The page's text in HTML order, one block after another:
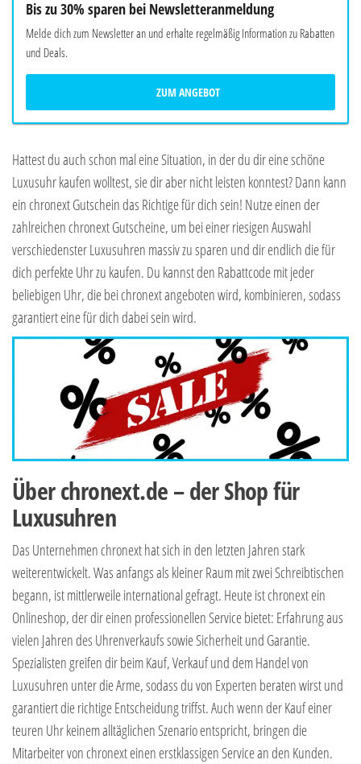
Bis zu 30% sparen bei Newsletteranmeldung
Melde dich zum Newsletter an und erhalte regelmäßig Information zu Rabatten
und Deals.
ZUM ANGEBOT
Hattest du auch schon mal eine Situation, in der du dir eine schöne
Luxusuhr kaufen wolltest, sie dir aber nicht leisten konntest? Dann kann
ein chronext Gutschein das Richtige für dich sein! Nutze einen der
zahlreichen chronext Gutscheine, um bei einer riesigen Auswahl
verschiedenster Luxusuhren massiv zu sparen und dir endlich die für
dich perfekte Uhr zu kaufen. Du kannst den Rabattcode mit jeder
beliebigen Uhr, die bei chronext angeboten wird, kombinieren, sodass
garantiert eine für dich dabei sein wird.
Über chronext.de – der Shop für
Luxusuhren
Das Unternehmen chronext hat sich in den letzten Jahren stark
weiterentwickelt. Was anfangs als kleiner Raum mit zwei Schreibtischen
begann, ist mittlerweile international gefragt. Heute ist chronext ein
Onlineshop, der dir einen professionellen Service bietet: Erfahrung aus
vielen Jahren des Uhrenverkaufs sowie Sicherheit und Garantie.
Spezialisten greifen dir beim Kauf, Verkauf und dem Handel von
Luxusuhren unter die Arme, sodass du von Experten beraten wirst und
garantiert die richtige Entscheidung triffst. Auch wenn der Kauf einer
teuren Uhr keinem alltäglichen Szenario entspricht, bringen die
Mitarbeiter von chronext einen erstklassigen Service an den Kunden.